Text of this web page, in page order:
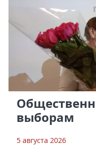
выборам
5 августа 2026